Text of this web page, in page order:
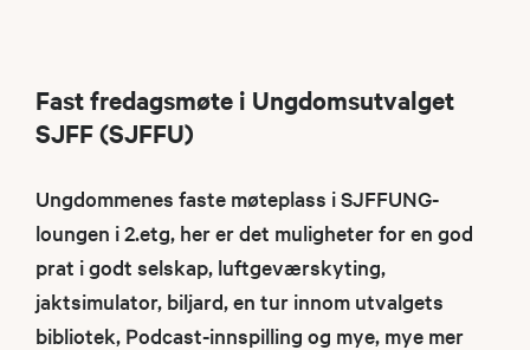
Fast fredagsmøte i Ungdomsutvalget
SJFF (SJFFU)
Ungdommenes faste møteplass i SJFFUNG-
loungen i 2.etg, her er det muligheter for en god
prat i godt selskap, luftgeværskyting,
jaktsimulator, biljard, en tur innom utvalgets
bibliotek, Podcast-innspilling og mye, mye mer